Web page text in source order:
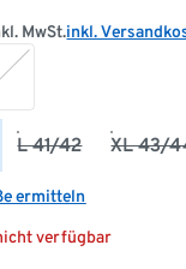
MwSt.inkl.
L 41/42 XL 43/
ermitteln
verfügbar